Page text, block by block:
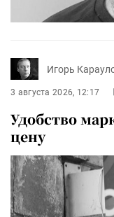
Игорь
3 августа 2026, 12:17
Удобство
цену